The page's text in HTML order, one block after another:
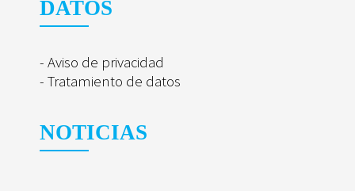
DATOS
- Aviso de privacidad
- Tratamiento de datos
NOTICIAS